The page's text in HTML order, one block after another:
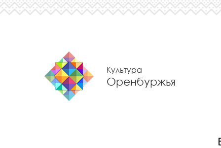
Культура
Оренбуржья